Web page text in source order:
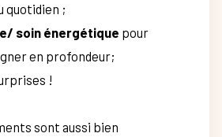
quotidien ;
soin énergétique pour
en profondeur;
!
sont aussi bien